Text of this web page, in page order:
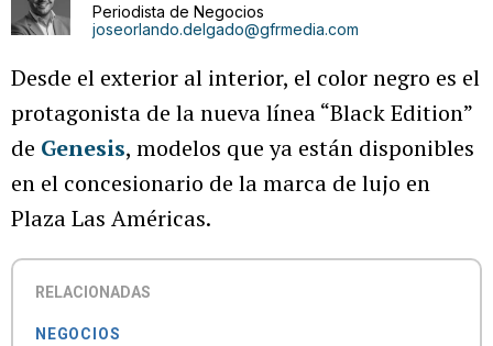
Periodista de Negocios
joseorlando.delgado@gfrmedia.com
Desde el exterior al interior, el color negro es el
protagonista de la nueva línea “Black Edition”
de Genesis, modelos que ya están disponibles
en el concesionario de la marca de lujo en
Plaza Las Américas.
RELACIONADAS
NEGOCIOS